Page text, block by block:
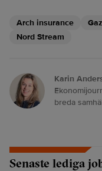
Arch insurance
Nord Stream
Karin
breda
Senaste lediga